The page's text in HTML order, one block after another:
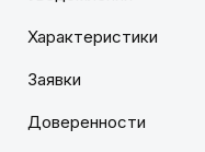
Характеристики
Заявки
Доверенности